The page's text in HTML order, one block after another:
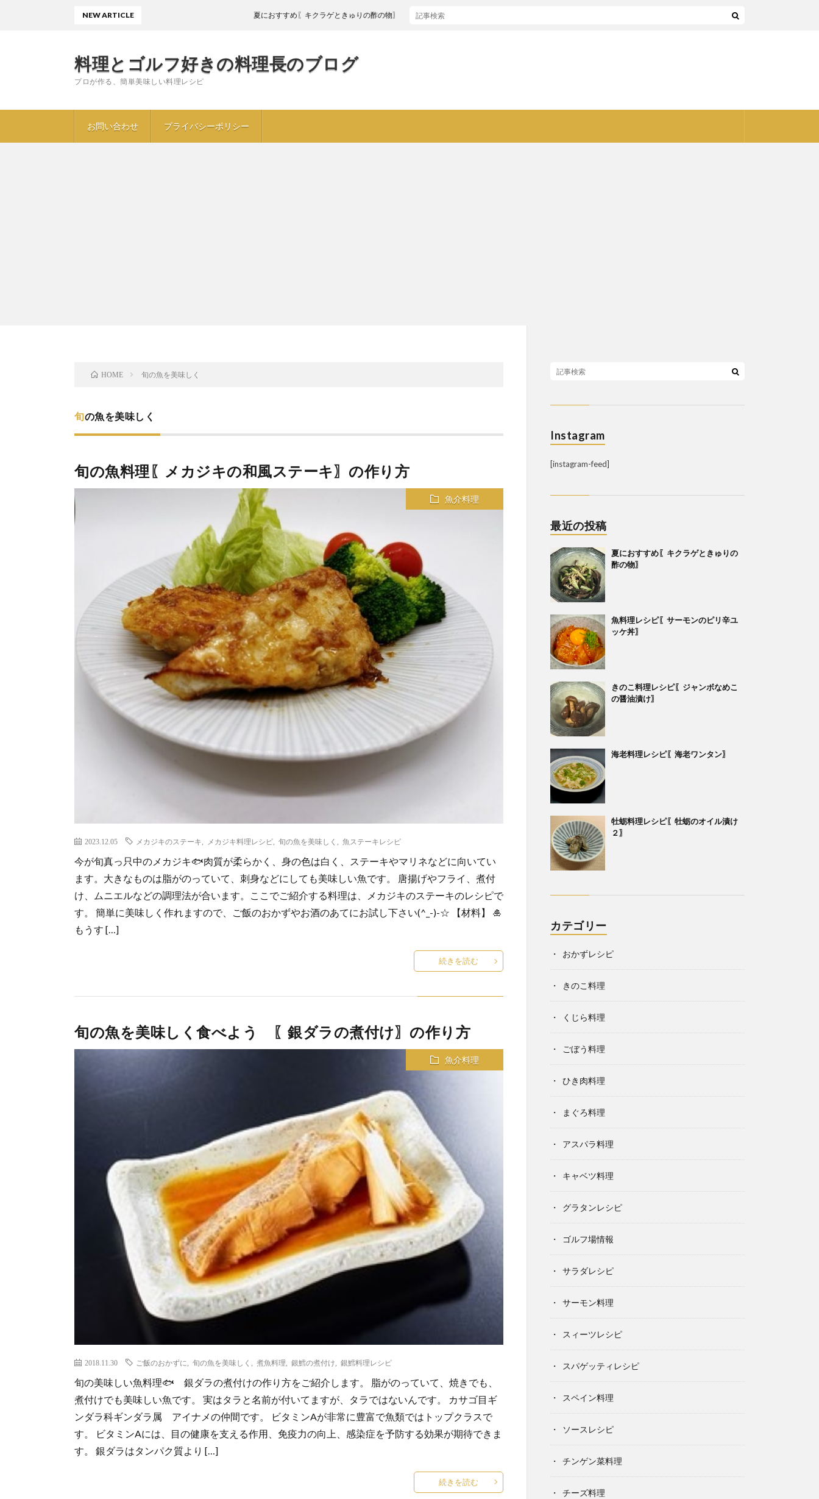
料理とゴルフ好きの料理長のブログ
プロが作る、簡単美味しい料理レシピ
お問い合わせ プライバシーポリシー
NEW ARTICLE 夏におすすめ〖キクラゲときゅりの酢の物〗
HOME 旬の魚を美味しく
旬の魚を美味しく
旬の魚料理〖メカジキの和風ステーキ〗の作り方
魚介料理
2023.12.05 メカジキのステーキ メカジキ料理レシピ 旬の魚を美味しく 魚ステーキレシピ
今が旬真っ只中のメカジキ🐟肉質が柔らかく、身の色は白く、ステーキやマリネなどに向いてい
ます。大きなものは脂がのっていて、刺身などにしても美味しい魚です。 唐揚げやフライ、煮付
け、ムニエルなどの調理法が合います。ここでご紹介する料理は、メカジキのステーキのレシピで
す。 簡単に美味しく作れますので、ご飯のおかずやお酒のあてにお試し下さい(^_-)-☆ 【材料】 🎍
もうす […]
続きを読む
旬の魚を美味しく食べよう 〖銀ダラの煮付け〗の作り方
魚介料理
2018.11.30 ご飯のおかずに 旬の魚を美味しく 煮魚料理 銀鱈の煮付け 銀鱈料理レシピ
旬の美味しい魚料理🐟 銀ダラの煮付けの作り方をご紹介します。 脂がのっていて、焼きでも、
煮付けでも美味しい魚です。 実はタラと名前が付いてますが、タラではないんです。 カサゴ目ギ
ンダラ科ギンダラ属 アイナメの仲間です。 ビタミンAが非常に豊富で魚類ではトップクラスで
す。 ビタミンAには、目の健康を支える作用、免疫力の向上、感染症を予防する効果が期待できま
す。 銀ダラはタンパク質より […]
続きを読む
Instagram
[instagram-feed]
最近の投稿
夏におすすめ〖キクラゲときゅりの
酢の物〗
魚料理レシピ〖サーモンのピリ辛ユ
ッケ丼〗
きのこ料理レシピ〖ジャンボなめこ
の醤油漬け〗
海老料理レシピ〖海老ワンタン〗
牡蛎料理レシピ〖牡蛎のオイル漬け
２〗
カテゴリー
おかずレシピ
きのこ料理
くじら料理
ごぼう料理
ひき肉料理
まぐろ料理
アスパラ料理
キャベツ料理
グラタンレシピ
ゴルフ場情報
サラダレシピ
サーモン料理
スィーツレシピ
スパゲッティレシピ
スペイン料理
ソースレシピ
チンゲン菜料理
チーズ料理